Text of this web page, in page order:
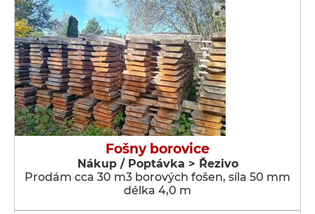
Fošny borovice
Nákup / Poptávka > Řezivo
Prodám cca 30 m3 borových fošen, síla 50 mm
délka 4,0 m